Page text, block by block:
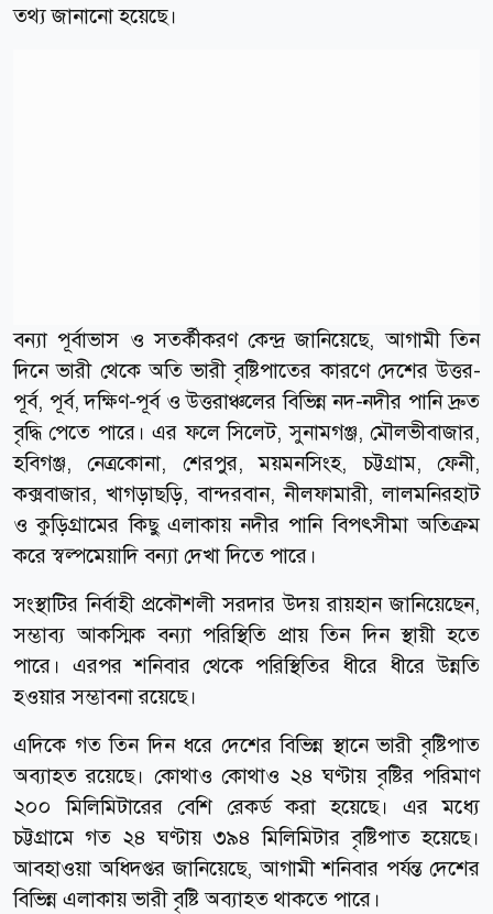
তথ্য জানানো হয়েছে।
বন্যা পূর্বাভাস ও সতর্কীকরণ কেন্দ্র জানিয়েছে, আগামী তিন
দিনে ভারী থেকে অতি ভারী বৃষ্টিপাতের কারণে দেশের উত্তর-
পূর্ব, পূর্ব, দক্ষিণ-পূর্ব ও উত্তরাঞ্চলের বিভিন্ন নদ-নদীর পানি দ্রুত
বৃদ্ধি পেতে পারে। এর ফলে সিলেট, সুনামগঞ্জ, মৌলভীবাজার,
হবিগঞ্জ, নেত্রকোনা, শেরপুর, ময়মনসিংহ, চট্টগ্রাম, ফেনী,
কক্সবাজার, খাগড়াছড়ি, বান্দরবান, নীলফামারী, লালমনিরহাট
ও কুড়িগ্রামের কিছু এলাকায় নদীর পানি বিপৎসীমা অতিক্রম
করে স্বল্পমেয়াদি বন্যা দেখা দিতে পারে।
সংস্থাটির নির্বাহী প্রকৌশলী সরদার উদয় রায়হান জানিয়েছেন,
সম্ভাব্য আকস্মিক বন্যা পরিস্থিতি প্রায় তিন দিন স্থায়ী হতে
পারে। এরপর শনিবার থেকে পরিস্থিতির ধীরে ধীরে উন্নতি
হওয়ার সম্ভাবনা রয়েছে।
এদিকে গত তিন দিন ধরে দেশের বিভিন্ন স্থানে ভারী বৃষ্টিপাত
অব্যাহত রয়েছে। কোথাও কোথাও ২৪ ঘণ্টায় বৃষ্টির পরিমাণ
২০০ মিলিমিটারের বেশি রেকর্ড করা হয়েছে। এর মধ্যে
চট্টগ্রামে গত ২৪ ঘণ্টায় ৩৯৪ মিলিমিটার বৃষ্টিপাত হয়েছে।
আবহাওয়া অধিদপ্তর জানিয়েছে, আগামী শনিবার পর্যন্ত দেশের
বিভিন্ন এলাকায় ভারী বৃষ্টি অব্যাহত থাকতে পারে।